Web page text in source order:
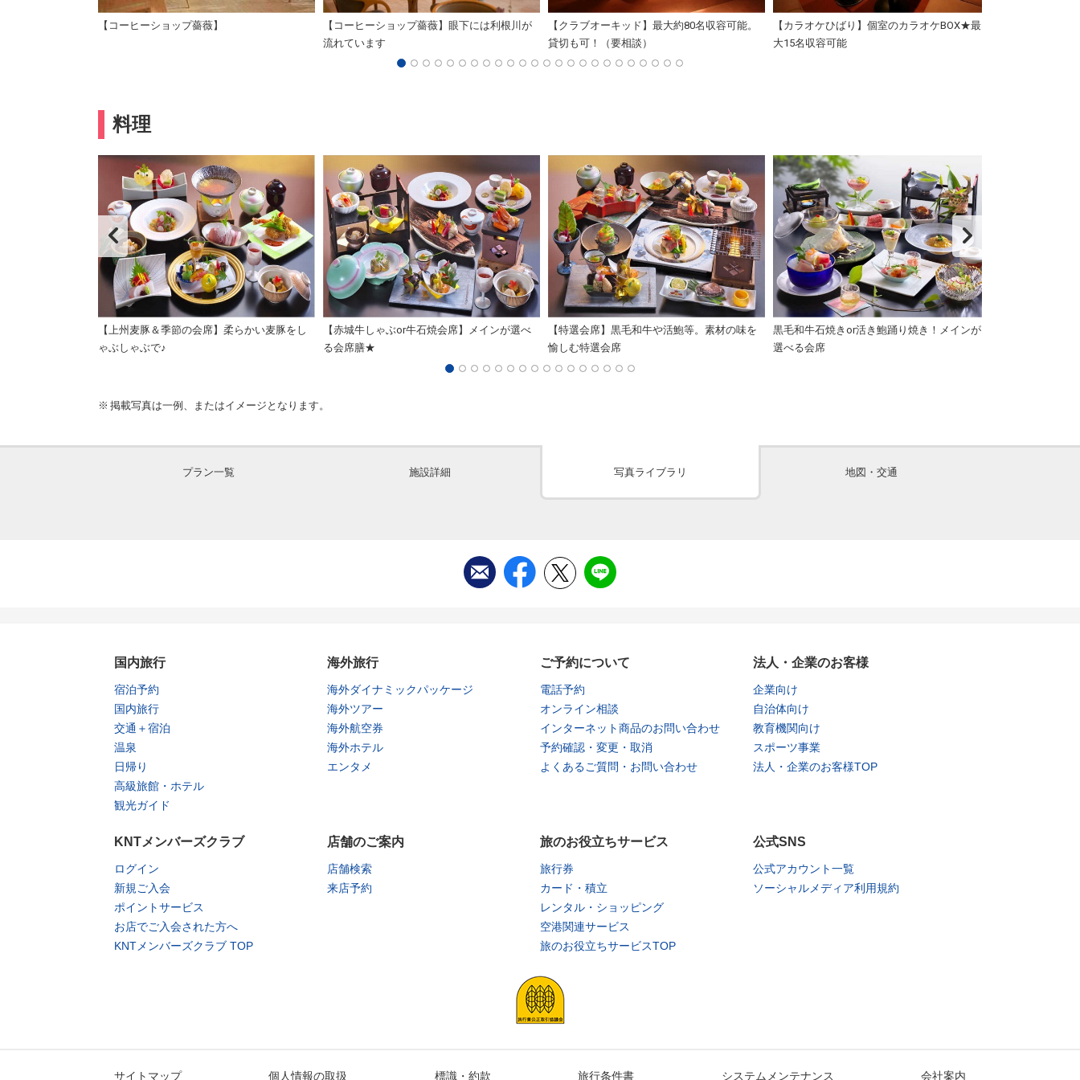
【コーヒーショップ薔薇】
【コーヒーショップ薔薇】眼下には利根川が
流れています
【クラブオーキッド】最大約80名収容可能。
貸切も可！（要相談）
【カラオケひばり】個室のカラオケBOX★最
大15名収容可能
料理
【上州麦豚＆季節の会席】柔らかい麦豚をし
ゃぶしゃぶで♪
【赤城牛しゃぶor牛石焼会席】メインが選べ
る会席膳★
【特選会席】黒毛和牛や活鮑等。素材の味を
愉しむ特選会席
黒毛和牛石焼きor活き鮑踊り焼き！メインが
選べる会席
掲載写真は一例、またはイメージとなります。
プラン一覧 施設詳細 写真ライブラリ 地図・交通
国内旅行
宿泊予約
国内旅行
交通＋宿泊
温泉
日帰り
高級旅館・ホテル
観光ガイド
海外旅行
海外ダイナミックパッケージ
海外ツアー
海外航空券
海外ホテル
エンタメ
ご予約について
電話予約
オンライン相談
インターネット商品のお問い合わせ
予約確認・変更・取消
よくあるご質問・お問い合わせ
法人・企業のお客様
企業向け
自治体向け
教育機関向け
スポーツ事業
法人・企業のお客様TOP
KNTメンバーズクラブ
ログイン
新規ご入会
ポイントサービス
お店でご入会された方へ
KNTメンバーズクラブ TOP
店舗のご案内
店舗検索
来店予約
旅のお役立ちサービス
旅行券
カード・積立
レンタル・ショッピング
空港関連サービス
旅のお役立ちサービスTOP
公式SNS
公式アカウント一覧
ソーシャルメディア利用規約
サイトマップ 個人情報の取扱 標識・約款 旅行条件書 システムメンテナンス 会社案内